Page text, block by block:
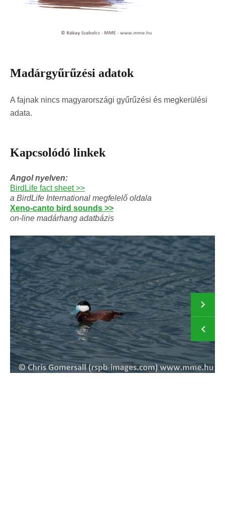
Madárgyűrűzési adatok
A fajnak nincs magyarországi gyűrűzési és megkerülési
adata.
Kapcsolódó linkek
Angol nyelven:
BirdLife fact sheet >>
a BirdLife International megfelelő oldala
Xeno-canto bird sounds >>
on-line madárhang adatbázis